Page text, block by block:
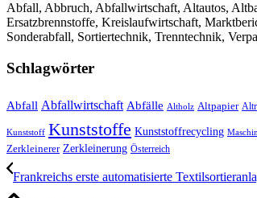
Abfall, Abbruch, Abfallwirtschaft, Altautos,
Ersatzbrennstoffe, Kreislaufwirtschaft,
Sonderabfall, Sortiertechnik, Trenntechnik,
Schlagwörter
Abfall Abfallwirtschaft Abfälle Altholz Altpapier
Kunststoff Kunststoffe Kunststoffrecycling
Zerkleinerer Zerkleinerung Österreich
Frankreichs erste automatisierte